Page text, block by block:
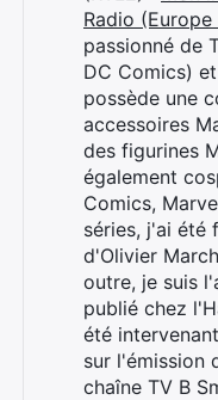
Radio (Europe
passionné de
DC Comics)
possède une
accessoires
des figurines
également
Comics,
séries, j'ai été
d'Olivier
outre, je suis
publié chez
été
sur l'émission
chaîne TV B